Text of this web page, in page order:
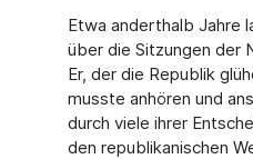
Etwa anderthalb Jahre
über die Sitzungen der
Er, der die Republik
musste anhören und
durch viele ihrer
den republikanischen